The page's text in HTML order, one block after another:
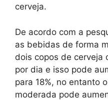
cerveja.
De acordo com a
as bebidas de forma
dois copos de cerveja
por dia e isso pode
para 18%, no entanto
moderada pode